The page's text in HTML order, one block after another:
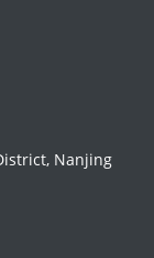
Nanjing